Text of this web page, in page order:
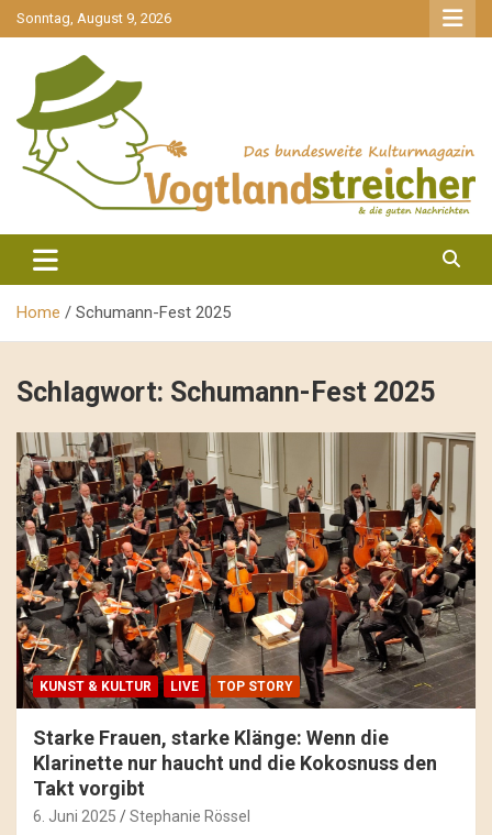
gehe
zum
Sonntag, August 9, 2026
Vogtlandstreicher
Home Schumann-Fest 2025
Schlagwort: Schumann-Fest 2025
KUNST & KULTUR LIVE TOP STORY
Starke Frauen, starke Klänge: Wenn die
Klarinette nur haucht und die Kokosnuss den
Takt vorgibt
6. Juni 2025 Stephanie Rössel